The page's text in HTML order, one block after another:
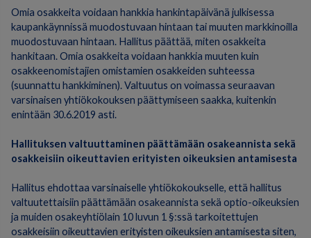
Omia osakkeita voidaan hankkia hankintapäivänä julkisessa
kaupankäynnissä muodostuvaan hintaan tai muuten markkinoilla
muodostuvaan hintaan. Hallitus päättää, miten osakkeita
hankitaan. Omia osakkeita voidaan hankkia muuten kuin
osakkeenomistajien omistamien osakkeiden suhteessa
(suunnattu hankkiminen). Valtuutus on voimassa seuraavan
varsinaisen yhtiökokouksen päättymiseen saakka, kuitenkin
enintään 30.6.2019 asti.
Hallituksen valtuuttaminen päättämään osakeannista sekä
osakkeisiin oikeuttavien erityisten oikeuksien antamisesta
Hallitus ehdottaa varsinaiselle yhtiökokoukselle, että hallitus
valtuutettaisiin päättämään osakeannista sekä optio-oikeuksien
ja muiden osakeyhtiölain 10 luvun 1 §:ssä tarkoitettujen
osakkeisiin oikeuttavien erityisten oikeuksien antamisesta siten,